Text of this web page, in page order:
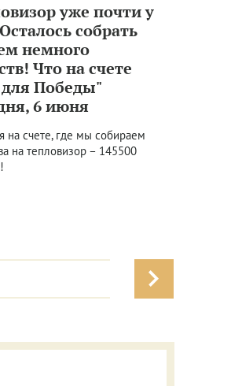
уже почти у
собрать
немного
Что на счете
для Победы"
6 июня
на счете, где мы собираем
на тепловизор – 145500